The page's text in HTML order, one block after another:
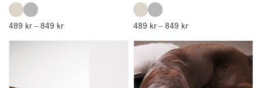
Spara mitt namn, min e-postadress och webbplats i denna
webbläsare till nästa gång jag skriver en kommentar.
489 kr – 849 krPrisintervall:
489 kr – 849 krPrisintervall:
till
849 kr